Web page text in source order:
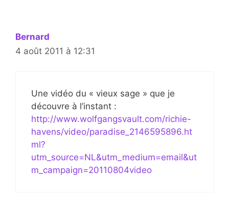
Bernard
4 août 2011 à 12:31
Une vidéo du « vieux sage » que je
découvre à l’instant :
http://www.wolfgangsvault.com/richie-
havens/video/paradise_2146595896.ht
ml?
utm_source=NL&utm_medium=email&ut
m_campaign=20110804video